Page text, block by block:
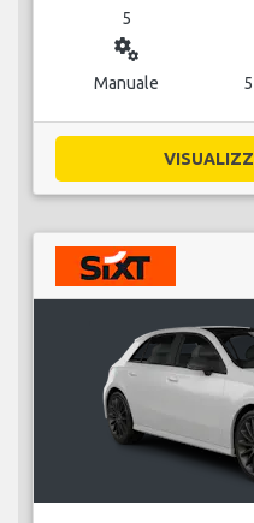
5
miscellaneous_services
Manuale